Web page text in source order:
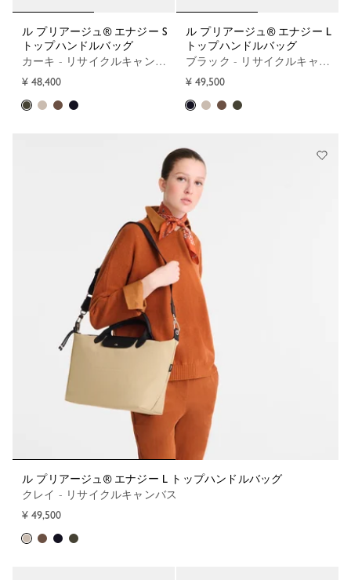
ル プリアージュ® エナジー S
トップハンドルバッグ
カーキ - リサイクルキャンバス
¥ 48,400
ル プリアージュ® エナジー L
トップハンドルバッグ
ブラック - リサイクルキャンバス
¥ 49,500
ル プリアージュ® エナジー L トップハンドルバッグ
クレイ - リサイクルキャンバス
¥ 49,500